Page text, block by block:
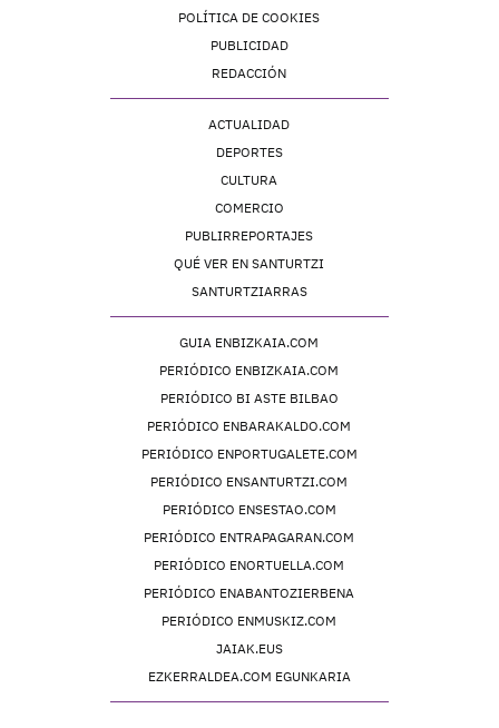
POLÍTICA DE COOKIES
PUBLICIDAD
REDACCIÓN
ACTUALIDAD
DEPORTES
CULTURA
COMERCIO
PUBLIRREPORTAJES
QUÉ VER EN SANTURTZI
SANTURTZIARRAS
GUIA ENBIZKAIA.COM
PERIÓDICO ENBIZKAIA.COM
PERIÓDICO BI ASTE BILBAO
PERIÓDICO ENBARAKALDO.COM
PERIÓDICO ENPORTUGALETE.COM
PERIÓDICO ENSANTURTZI.COM
PERIÓDICO ENSESTAO.COM
PERIÓDICO ENTRAPAGARAN.COM
PERIÓDICO ENORTUELLA.COM
PERIÓDICO ENABANTOZIERBENA
PERIÓDICO ENMUSKIZ.COM
JAIAK.EUS
EZKERRALDEA.COM EGUNKARIA